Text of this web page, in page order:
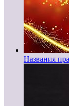
Названия